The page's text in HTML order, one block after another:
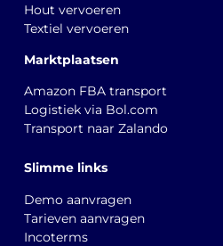
Hout vervoeren
Textiel vervoeren
Marktplaatsen
Amazon FBA transport
Logistiek via Bol.com
Transport naar Zalando
Slimme links
Demo aanvragen
Tarieven aanvragen
Incoterms